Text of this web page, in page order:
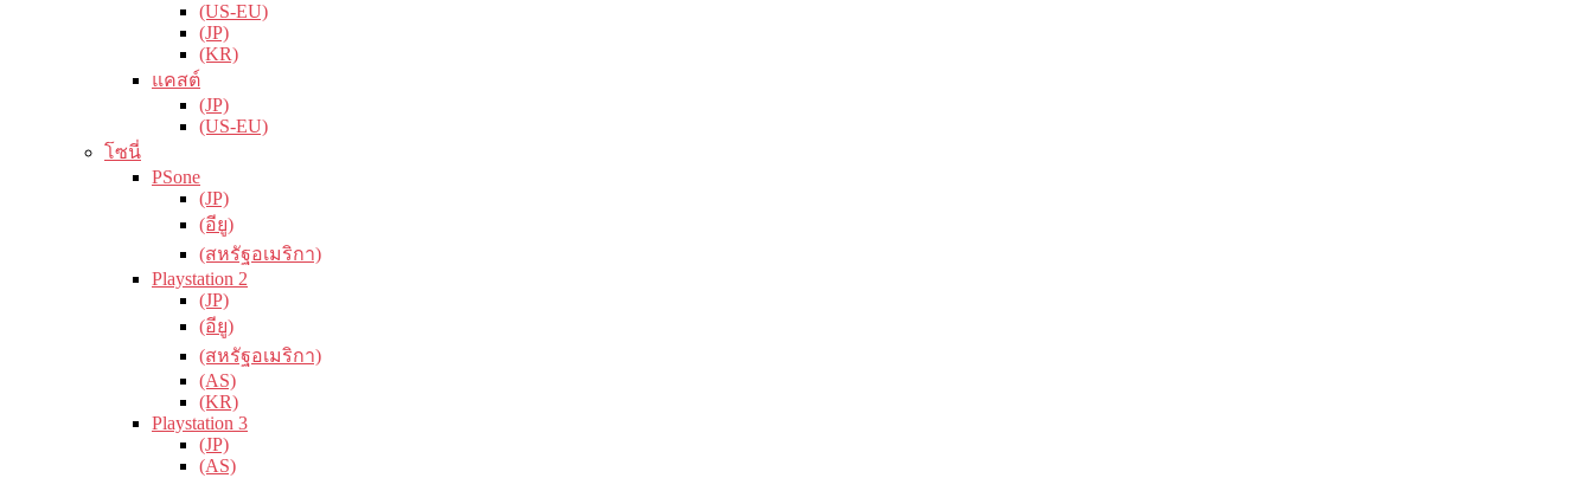
(US-EU)
(JP)
(KR)
แคสต์
(JP)
(US-EU)
โซนี่
PSone
(JP)
(อียู)
(สหรัฐอเมริกา)
Playstation 2
(JP)
(อียู)
(สหรัฐอเมริกา)
(AS)
(KR)
Playstation 3
(JP)
(AS)